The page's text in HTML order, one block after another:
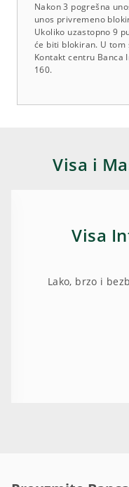
Nakon 3 pogrešna
unos privremeno
Ukoliko uzastopno 9
će biti blokiran. U tom
Kontakt centru Banca
160.
Visa i
Visa
Lako, brzo i